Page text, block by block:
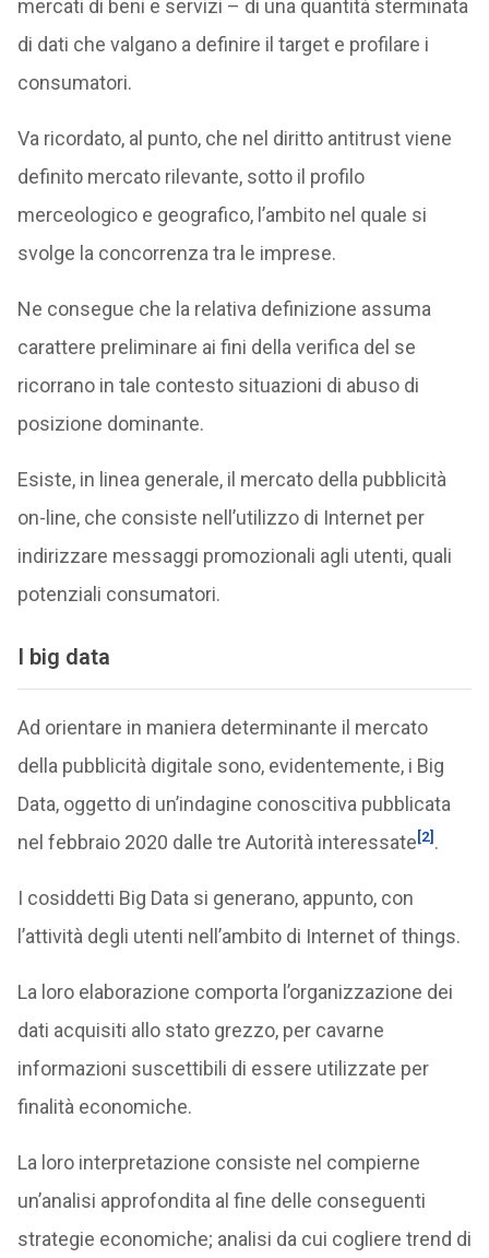
mercati di beni e servizi – di una quantità sterminata
di dati che valgano a definire il target e profilare i
consumatori.
Va ricordato, al punto, che nel diritto antitrust viene
definito mercato rilevante, sotto il profilo
merceologico e geografico, l’ambito nel quale si
svolge la concorrenza tra le imprese.
Ne consegue che la relativa definizione assuma
carattere preliminare ai fini della verifica del se
ricorrano in tale contesto situazioni di abuso di
posizione dominante.
Esiste, in linea generale, il mercato della pubblicità
on-line, che consiste nell’utilizzo di Internet per
indirizzare messaggi promozionali agli utenti, quali
potenziali consumatori.
I big data
Ad orientare in maniera determinante il mercato
della pubblicità digitale sono, evidentemente, i Big
Data, oggetto di un’indagine conoscitiva pubblicata
nel febbraio 2020 dalle tre Autorità interessate[2] .
I cosiddetti Big Data si generano, appunto, con
l’attività degli utenti nell’ambito di Internet of things.
La loro elaborazione comporta l’organizzazione dei
dati acquisiti allo stato grezzo, per cavarne
informazioni suscettibili di essere utilizzate per
finalità economiche.
La loro interpretazione consiste nel compierne
un’analisi approfondita al fine delle conseguenti
strategie economiche; analisi da cui cogliere trend di